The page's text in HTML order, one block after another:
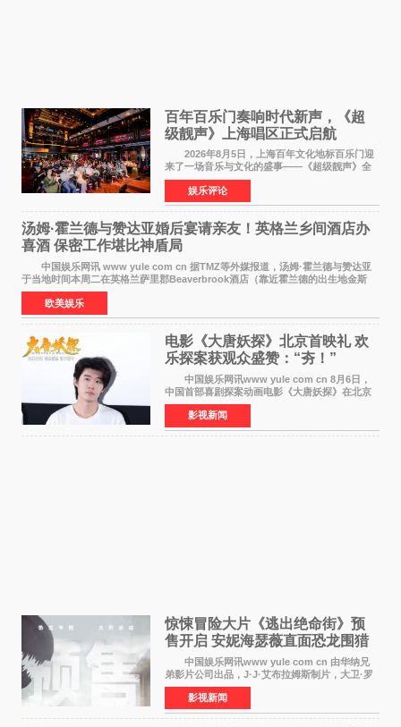
百年百乐门奏响时代新声，《超
级靓声》上海唱区正式启航
2026年8月5日，上海百年文化地标百乐门迎
来了一场音乐与文化的盛事——《超级靓声》全
国励志音乐公益节目上海唱区新闻发布会暨启动
仪式在此隆重举行。各界领导、嘉宾与媒体朋友
齐聚一堂，共同
娱乐评论
汤姆·霍兰德与赞达亚婚后宴请亲友！英格兰乡间酒店办
喜酒 保密工作堪比神盾局
中国娱乐网讯 www yule com cn 据TMZ等外媒报道，汤姆·霍兰德与赞达亚
于当地时间本周二在英格兰萨里郡Beaverbrook酒店（靠近霍兰德的出生地金斯
顿）举办婚宴，邀请家人与朋友们喝喜酒，庆祝
欧美娱乐
电影《大唐妖探》北京首映礼 欢
乐探案获观众盛赞：“夯！”
中国娱乐网讯www yule com cn 8月6日，
中国首部喜剧探案动画电影《大唐妖探》在北京
举办电影首映礼。导演程腾、联合导演黄珉、总
制片人曹紫建、制片人李莹莹，配音导演张喆，
对白指导程寅，领
影视新闻
惊悚冒险大片《逃出绝命街》预
售开启 安妮海瑟薇直面恐龙围猎
中国娱乐网讯www yule com cn 由华纳兄
弟影片公司出品，J·J·艾布拉姆斯制片，大卫·罗
伯特·米切尔执导，好莱坞巨星安妮·海瑟薇和伊万
·麦克格雷格领衔主演的2026暑期惊悚冒险大片
《逃出绝
影视新闻